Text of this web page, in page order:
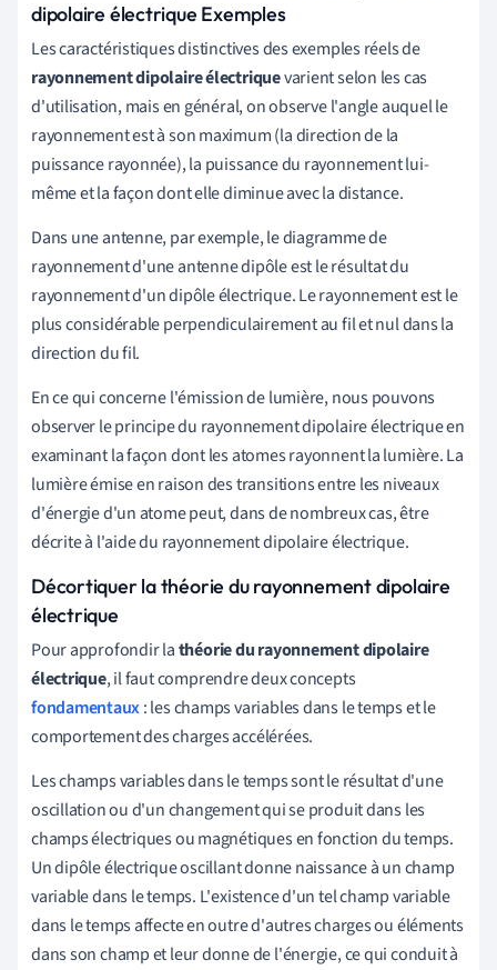
dipolaire électrique Exemples
Les caractéristiques distinctives des exemples réels de
rayonnement dipolaire électriquevarient selon les cas
d'utilisation, mais en général, on observe l'angle auquel le
rayonnement est à son maximum (la direction de la
puissance rayonnée), la puissance du rayonnement lui-
même et la façon dont elle diminue avec la distance.
Dans une antenne, par exemple, le diagramme de
rayonnement d'une antenne dipôle est le résultat du
rayonnement d'un dipôle électrique. Le rayonnement est le
plus considérable perpendiculairement au fil et nul dans la
direction du fil.
En ce qui concerne l'émission de lumière, nous pouvons
observer le principe du rayonnement dipolaire électrique en
examinant la façon dont les atomes rayonnent la lumière. La
lumière émise en raison des transitions entre les niveaux
d'énergie d'un atome peut, dans de nombreux cas, être
décrite à l'aide du rayonnement dipolaire électrique.
Décortiquer la théorie du rayonnement dipolaire
électrique
Pour approfondir lathéorie du rayonnement dipolaire
électrique, il faut comprendre deux concepts
fondamentaux: les champs variables dans le temps et le
comportement des charges accélérées.
Les champs variables dans le temps sont le résultat d'une
oscillation ou d'un changement qui se produit dans les
champs électriques ou magnétiques en fonction du temps.
Un dipôle électrique oscillant donne naissance à un champ
variable dans le temps. L'existence d'un tel champ variable
dans le temps affecte en outre d'autres charges ou éléments
dans son champ et leur donne de l'énergie, ce qui conduit à